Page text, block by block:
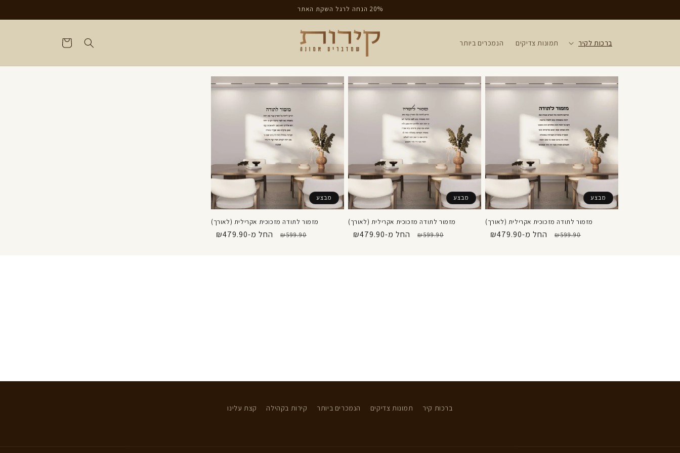
20% הנחה לרגל השקת האתר
ברכות לקיר תמונות צדיקים הנמכרים ביותר
קניות
מבצע
מזמור לתודה מזכוכית אקרילית (לאורך)
מחיר
₪599.90
מחיר
החל מ-₪479.90
מבצע
מזמור לתודה מזכוכית אקרילית (לאורך)
מחיר
₪599.90
מחיר
החל מ-₪479.90
מבצע
מזמור לתודה מזכוכית אקרילית (לאורך)
מחיר
₪599.90
מחיר
החל מ-₪479.90
ברכות קיר תמונות צדיקים הנמכרים ביותר קירות בקהילה קצת עלינו